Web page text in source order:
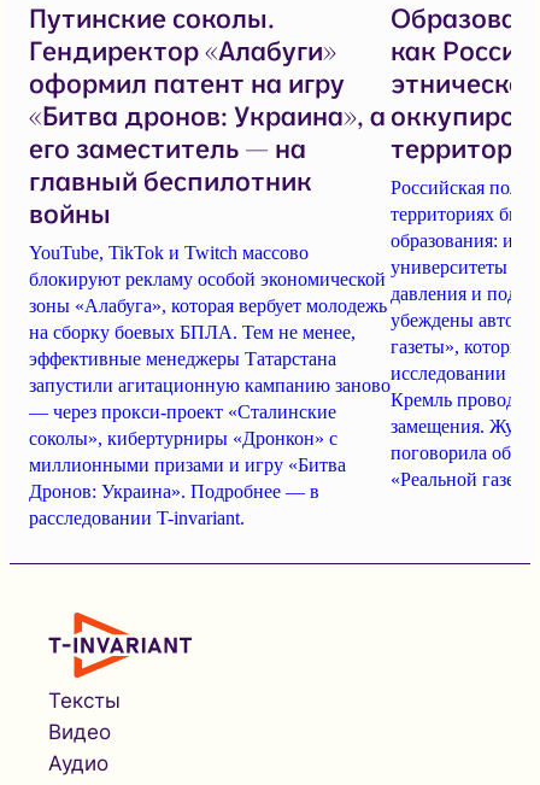
Путинские соколы.
Гендиректор «Алабуги»
оформил патент на игру
«Битва дронов: Украина», а
его заместитель — на
главный беспилотник
войны
YouTube, TikTok и Twitch массово
блокируют рекламу особой экономической
зоны «Алабуга», которая вербует молодежь
на сборку боевых БПЛА. Тем не менее,
эффективные менеджеры Татарстана
запустили агитационную кампанию заново
— через прокси-проект «Сталинские
соколы», кибертурниры «Дронкон» с
миллионными призами и игру «Битва
Дронов: Украина». Подробнее — в
расследовании T-invariant.
как
Российская
территориях
образования:
университеты
давления и
убеждены авторы
газеты»,
исследовании
Кремль проводит
замещения.
поговорила об
«Реальной
Тексты
Видео
Аудио